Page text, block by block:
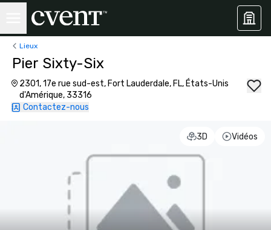
Lieux
Pier Sixty-Six
2301, 17e rue sud-est, Fort Lauderdale, FL, États-Unis
d'Amérique, 33316
Contactez-nous
3D Vidéos